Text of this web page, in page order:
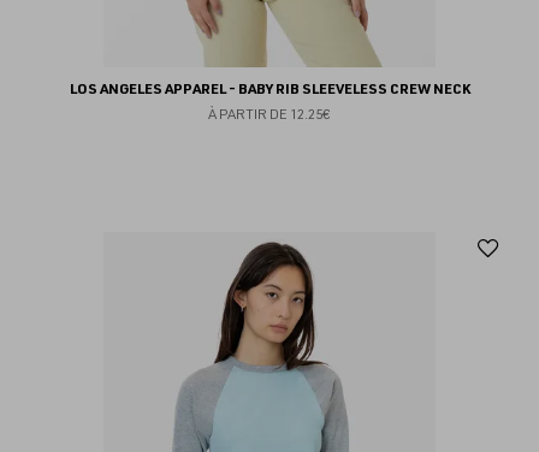
LOS ANGELES APPAREL - BABY RIB SLEEVELESS CREW NECK
À PARTIR DE 12.25€